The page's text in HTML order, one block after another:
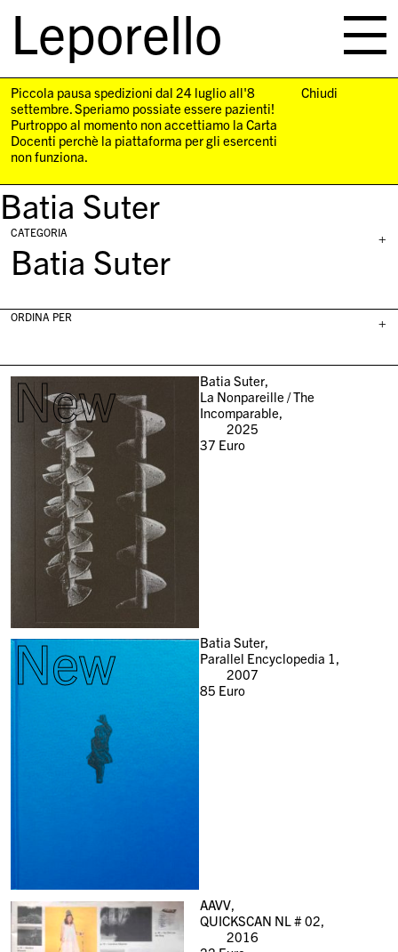
Leporello
navigation
Piccola pausa spedizioni dal 24 luglio all'8
settembre. Speriamo possiate essere pazienti!
Purtroppo al momento non accettiamo la Carta
Docenti perchè la piattaforma per gli esercenti
non funziona.
Chiudi
Batia Suter
+
CATEGORIA
Batia Suter
+
ORDINA PER
New
Batia Suter,
La Nonpareille / The
Incomparable,
2025
37 Euro
New
Batia Suter,
Parallel Encyclopedia 1,
2007
85 Euro
AAVV,
QUICKSCAN NL # 02,
2016